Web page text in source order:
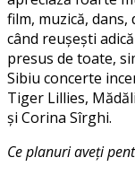
film, muzică,
când reuşeşti
presus de toate,
Sibiu concerte
Tiger Lillies,
şi Corina Sîrghi.
Ce planuri aveţi